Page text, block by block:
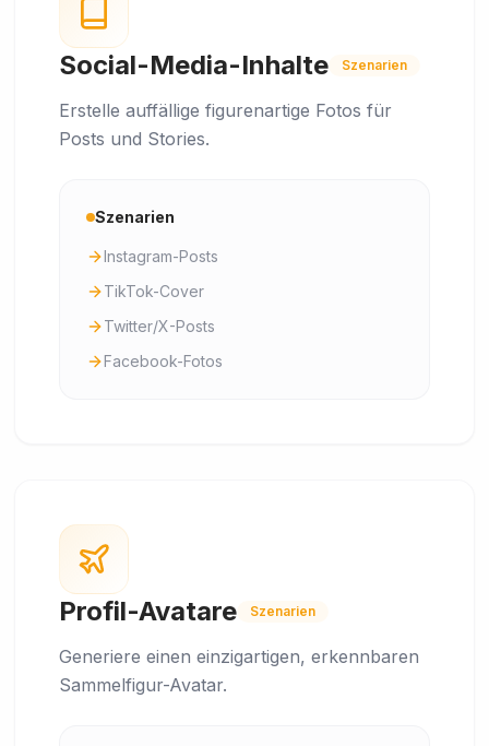
Social-Media-Inhalte Szenarien
Erstelle auffällige figurenartige Fotos für
Posts und Stories.
Szenarien
Instagram-Posts
TikTok-Cover
Twitter/X-Posts
Facebook-Fotos
Profil-Avatare Szenarien
Generiere einen einzigartigen, erkennbaren
Sammelfigur-Avatar.